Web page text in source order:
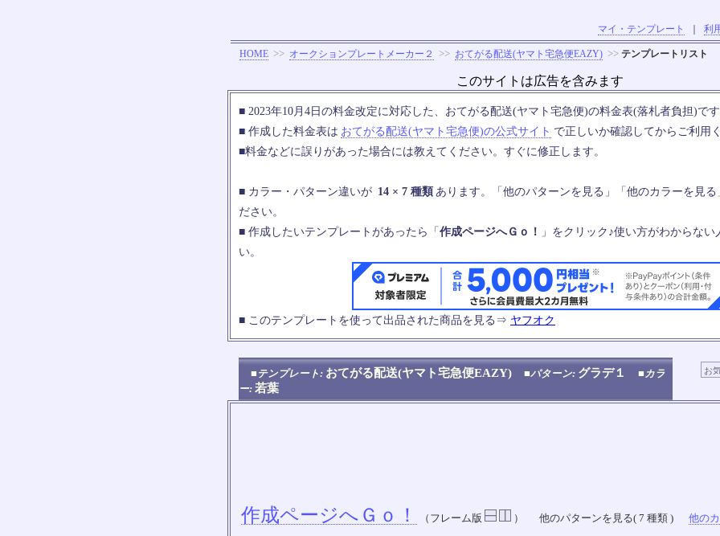
マイ・テンプレート 利
HOME >> オークションプレートメーカー２ >> おてがる配送(ヤマト宅急便EAZY) >> テンプレートリスト
このサイトは広告を含みます
■ 2023年10月4日の料金改定に対応した、おてがる配送(ヤマト宅急便)の料金表(落札者負担)で
■ 作成した料金表は おてがる配送(ヤマト宅急便)の公式サイト で正しいか確認してからご利用
■料金などに誤りがあった場合には教えてください。すぐに修正します。
■ カラー・パターン違いが 14 × 7 種類 あります。「他のパターンを見る」「他のカラーを見
ださい。
■ 作成したいテンプレートがあったら「 作成ページへＧｏ！
」をクリック♪使い方がわからな
い。
■ このテンプレートを使って出品された商品を見る⇒ ヤフオク
■テンプレート: おてがる配送(ヤマト宅急便EAZY) ■パターン: グラデ１ ■カラ
ー: 若葉
作成ページへＧｏ！ （フレーム版 ） 他のパターンを見る( 7 種類 ) 他の